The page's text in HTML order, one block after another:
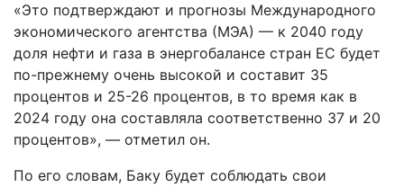
«Это подтверждают и прогнозы Международного
экономического агентства (МЭА) — к 2040 году
доля нефти и газа в энергобалансе стран ЕС будет
по-прежнему очень высокой и составит 35
процентов и 25-26 процентов, в то время как в
2024 году она составляла соответственно 37 и 20
процентов», — отметил он.
По его словам, Баку будет соблюдать свои